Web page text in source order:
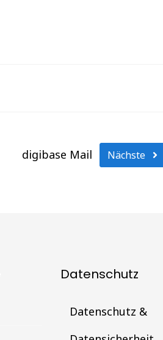
digibase Mail Nächste
Datenschutz
Datenschutz &